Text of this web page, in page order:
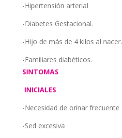
-Hipertensión arterial
-Diabetes Gestacional.
-Hijo de más de 4 kilos al nacer.
-Familiares diabéticos.
SINTOMAS
INICIALES
-Necesidad de orinar frecuente
-Sed excesiva